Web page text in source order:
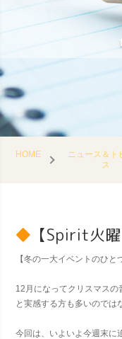
HOME
ニュース＆ト
ス
【Spirit火
【冬の一大イベントのひと
12月になってクリスマス
と実感する方も多いのでは
今回は、いよいよ今週末に